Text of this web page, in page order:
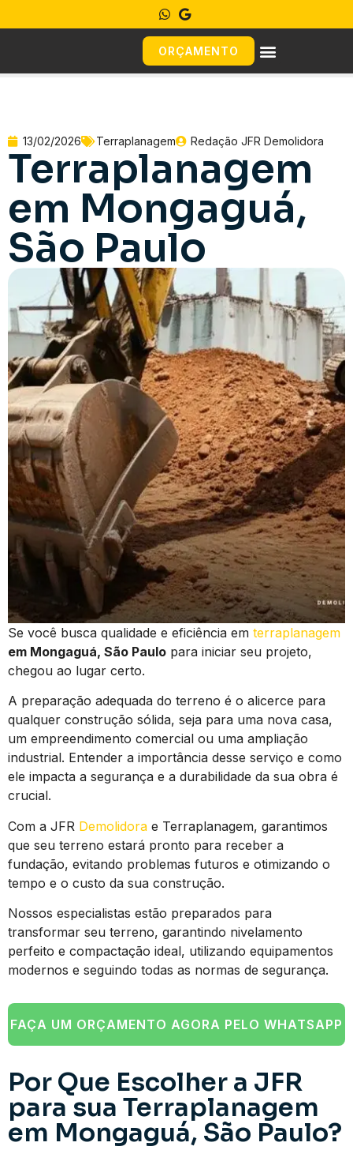
ORÇAMENTO
13/02/2026 Terraplanagem Redação JFR Demolidora
Terraplanagem
em Mongaguá,
São Paulo
Se você busca qualidade e eficiência em terraplanagem
em Mongaguá, São Paulo para iniciar seu projeto,
chegou ao lugar certo.
A preparação adequada do terreno é o alicerce para
qualquer construção sólida, seja para uma nova casa,
um empreendimento comercial ou uma ampliação
industrial. Entender a importância desse serviço e como
ele impacta a segurança e a durabilidade da sua obra é
crucial.
Com a JFR Demolidora e Terraplanagem, garantimos
que seu terreno estará pronto para receber a
fundação, evitando problemas futuros e otimizando o
tempo e o custo da sua construção.
Nossos especialistas estão preparados para
transformar seu terreno, garantindo nivelamento
perfeito e compactação ideal, utilizando equipamentos
modernos e seguindo todas as normas de segurança.
FAÇA UM ORÇAMENTO AGORA PELO WHATSAPP
Por Que Escolher a JFR
para sua Terraplanagem
em Mongaguá, São Paulo?